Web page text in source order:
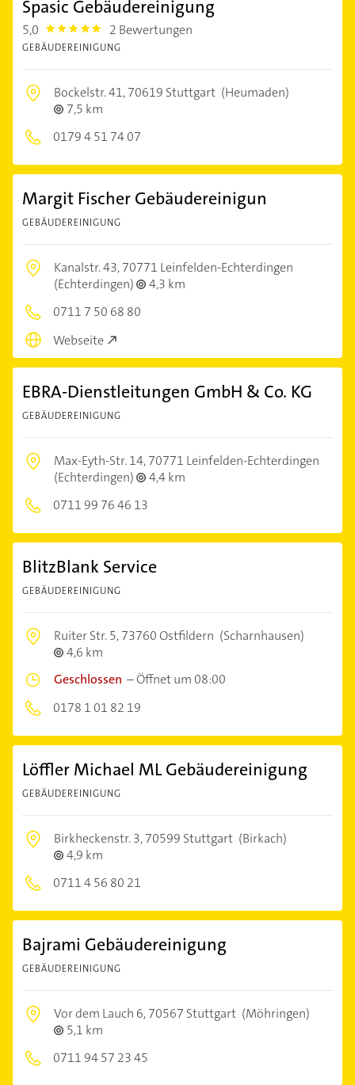
Spasic Gebäudereinigung
5,0 5.0 2 Bewertungen
GEBÄUDEREINIGUNG
Bockelstr. 41,70619 Stuttgart (Heumaden)
7,5 km
0179 4 51 74 07
Margit Fischer Gebäudereinigun
GEBÄUDEREINIGUNG
Kanalstr. 43,70771 Leinfelden-Echterdingen
(Echterdingen)
4,3 km
0711 7 50 68 80
Webseite
EBRA-Dienstleitungen GmbH & Co. KG
GEBÄUDEREINIGUNG
Max-Eyth-Str. 14,70771 Leinfelden-Echterdingen
(Echterdingen)
4,4 km
0711 99 76 46 13
BlitzBlank Service
GEBÄUDEREINIGUNG
Ruiter Str. 5,73760 Ostfildern (Scharnhausen)
4,6 km
Geschlossen –Öffnet um 08:00
0178 1 01 82 19
Löffler Michael ML Gebäudereinigung
GEBÄUDEREINIGUNG
Birkheckenstr. 3,70599 Stuttgart (Birkach)
4,9 km
0711 4 56 80 21
Bajrami Gebäudereinigung
GEBÄUDEREINIGUNG
Vor dem Lauch 6,70567 Stuttgart (Möhringen)
5,1 km
0711 94 57 23 45